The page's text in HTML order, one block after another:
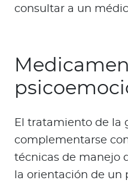
consultar a un
El tratamiento de la
complementarse
técnicas de manejo
la orientación de un